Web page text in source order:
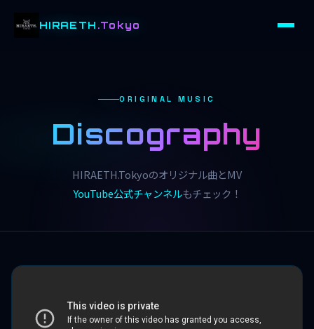
HIRAETH .Tokyo
ORIGINAL MUSIC
Discography
HIRAETH.Tokyoのオリジナル曲とMV
YouTube公式チャンネルもチェック！